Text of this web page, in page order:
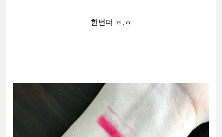
한번더 ㅎ.ㅎ